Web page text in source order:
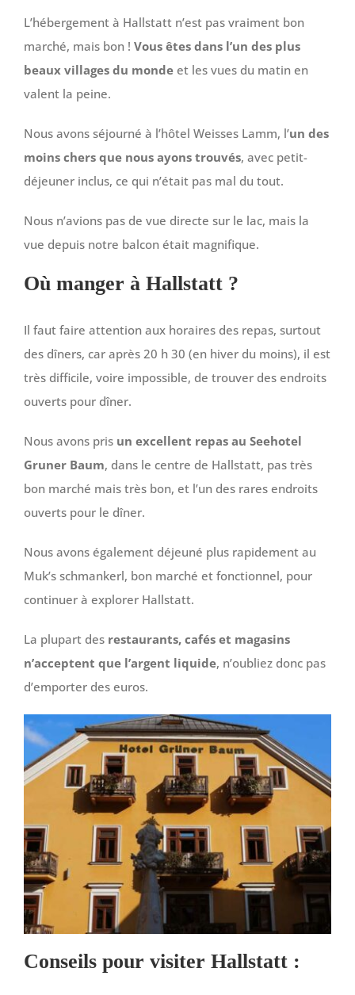
L’hébergement à Hallstatt n’est pas vraiment bon
marché, mais bon ! Vous êtes dans l’un des plus
beaux villages du mondeet les vues du matin en
valent la peine.
Nous avons séjourné à l’hôtel Weisses Lamm, l’un des
moins chers que nous ayons trouvés, avec petit-
déjeuner inclus, ce qui n’était pas mal du tout.
Nous n’avions pas de vue directe sur le lac, mais la
vue depuis notre balcon était magnifique.
Où manger à Hallstatt ?
Il faut faire attention aux horaires des repas, surtout
des dîners, car après 20 h 30 (en hiver du moins), il est
très difficile, voire impossible, de trouver des endroits
ouverts pour dîner.
Nous avons pris un excellent repas au Seehotel
Gruner Baum, dans le centre de Hallstatt, pas très
bon marché mais très bon, et l’un des rares endroits
ouverts pour le dîner.
Nous avons également déjeuné plus rapidement au
Muk’s schmankerl, bon marché et fonctionnel, pour
continuer à explorer Hallstatt.
La plupart des restaurants, cafés et magasins
n’acceptent que l’argent liquide, n’oubliez donc pas
d’emporter des euros.
Conseils pour visiter Hallstatt :